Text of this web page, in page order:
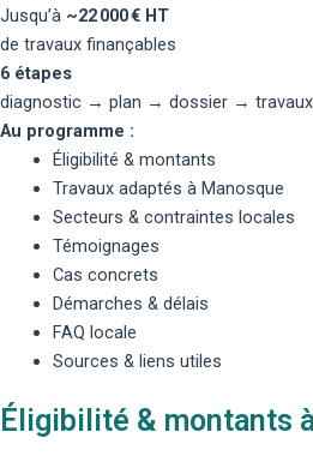
Jusqu’à ~22 000 € HT
de travaux finançables
6 étapes
diagnostic → plan → dossier →
Au programme :
Éligibilité & montants
Travaux adaptés à Manosque
Secteurs & contraintes locales
Témoignages
Cas concrets
Démarches & délais
FAQ locale
Sources & liens utiles
Éligibilité & montants